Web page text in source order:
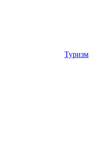
Туризм